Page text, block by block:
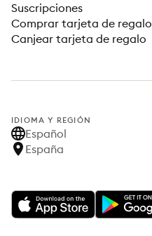
Suscripciones
Comprar tarjeta de regalo
Canjear tarjeta de regalo
IDIOMA Y REGIÓN
Español
España